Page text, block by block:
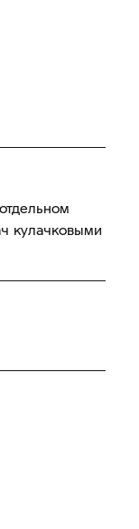
кулачковыми